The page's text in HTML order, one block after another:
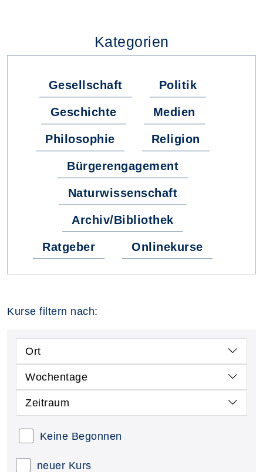
Kategorien
Gesellschaft Politik
Geschichte Medien
Philosophie Religion
Bürgerengagement
Naturwissenschaft
Archiv/Bibliothek
Ratgeber Onlinekurse
Kurse filtern nach:
Ort
Wochentage
Zeitraum
Keine Begonnen
neuer Kurs